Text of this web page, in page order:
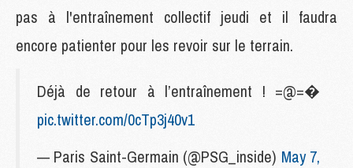
pas à l'entraînement collectif jeudi et il faudra
encore patienter pour les revoir sur le terrain.
Déjà de retour à l’entraînement ! =@=�
pic.twitter.com/0cTp3j40v1
— Paris Saint-Germain (@PSG_inside) May 7,